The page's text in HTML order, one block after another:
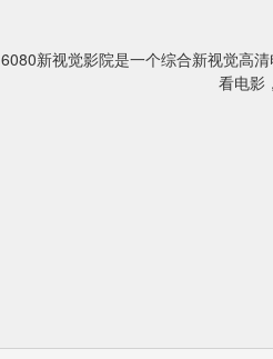
6080新视觉影院是一个综合新视觉高
看电影